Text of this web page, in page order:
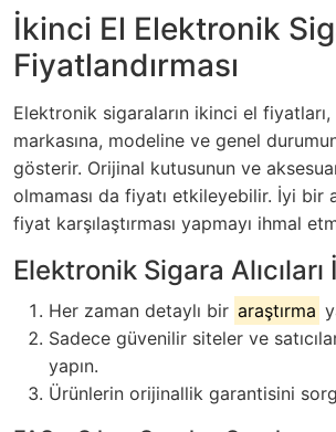
İkinci El Elektronik
Fiyatlandırması
Elektronik sigaraların ikinci el fiyatları,
markasına, modeline ve genel
gösterir. Orijinal kutusunun ve
olmaması da fiyatı etkileyebilir. İyi bir
fiyat karşılaştırması yapmayı ihmal
Elektronik Sigara Alıcıları
Her zaman detaylı bir araştırma
Sadece güvenilir siteler ve
yapın.
Ürünlerin orijinallik garantisini